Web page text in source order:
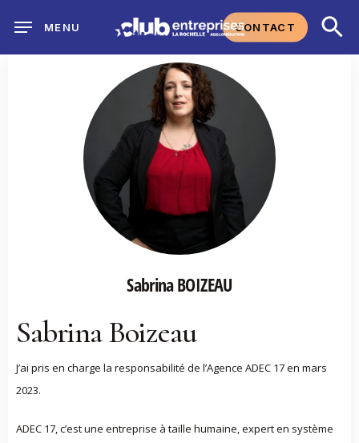
main
CONTACT
MENU
Sabrina BOIZEAU
Sabrina Boizeau
J’ai pris en charge la responsabilité de l’Agence ADEC 17 en mars
2023.
ADEC 17, c’est une entreprise à taille humaine, expert en système